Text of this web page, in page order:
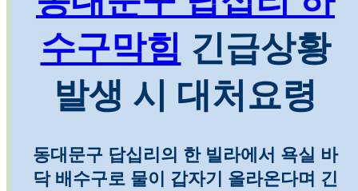
수구막힘 긴급상황
발생 시 대처요령
동대문구 답십리의 한 빌라에서 욕실 바
닥 배수구로 물이 갑자기 올라온다며 긴